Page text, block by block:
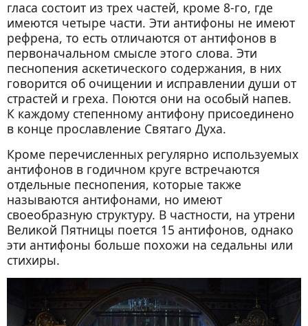
гласа состоит из трех частей, кроме 8-го, где
имеются четыре части. Эти антифоны не имеют
рефрена, то есть отличаются от антифонов в
первоначальном смысле этого слова. Эти
песнопения аскетического содержания, в них
говорится об очищении и исправлении души от
страстей и греха. Поются они на особый напев.
К каждому степенному антифону присоединено
в конце прославление Святаго Духа.
Кроме перечисленных регулярно используемых
антифонов в годичном круге встречаются
отдельные песнопения, которые также
называются антифонами, но имеют
своеобразную структуру. В частности, на утрени
Великой Пятницы поется 15 антифонов, однако
эти антифоны больше похожи на седальны или
стихиры.